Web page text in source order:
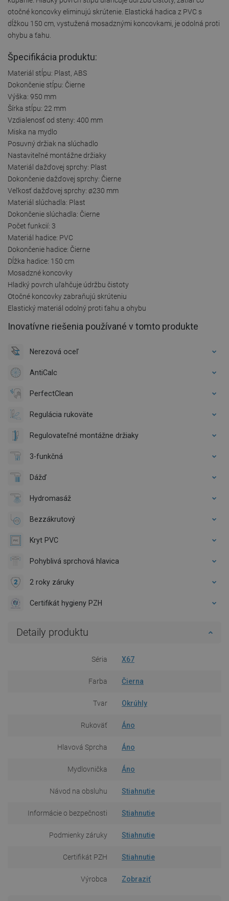
otočné koncovky eliminujú skrútenie. Elastická hadica z PVC s
dĺžkou 150 cm, vystužená mosadznými koncovkami, je odolná proti
ohybu a ťahu.
Špecifikácia produktu:
Materiál stĺpu: Plast, ABS
Dokončenie stĺpu: Čierne
Výška: 950 mm
Šírka stĺpu: 22 mm
Vzdialenosť od steny: 400 mm
Miska na mydlo
Posuvný držiak na slúchadlo
Nastaviteľné montážne držiaky
Materiál dažďovej sprchy: Plast
Dokončenie dažďovej sprchy: Čierne
Veľkosť dažďovej sprchy: ø230 mm
Materiál slúchadla: Plast
Dokončenie slúchadla: Čierne
Počet funkcií: 3
Materiál hadice: PVC
Dokončenie hadice: Čierne
Dĺžka hadice: 150 cm
Mosadzné koncovky
Hladký povrch uľahčuje údržbu čistoty
Otočné koncovky zabraňujú skrúteniu
Elastický materiál odolný proti ťahu a ohybu
Inovatívne riešenia používané v tomto produkte
Nerezová oceľ
AntiCalc
PerfectClean
Regulácia rukoväte
Regulovateľné montážne držiaky
3-funkčná
Dážď
Hydromasáž
Bezzákrutový
Kryt PVC
Pohyblivá sprchová hlavica
2 roky záruky
Certifikát hygieny PZH
Detaily produktu
Séria X67
Farba Čierna
Tvar Okrúhly
Rukoväť Áno
Hlavová Sprcha Áno
Mydlovnička Áno
Návod na obsluhu Stiahnutie
Informácie o bezpečnosti Stiahnutie
Podmienky záruky Stiahnutie
Certifikát PZH Stiahnutie
Výrobca Zobraziť